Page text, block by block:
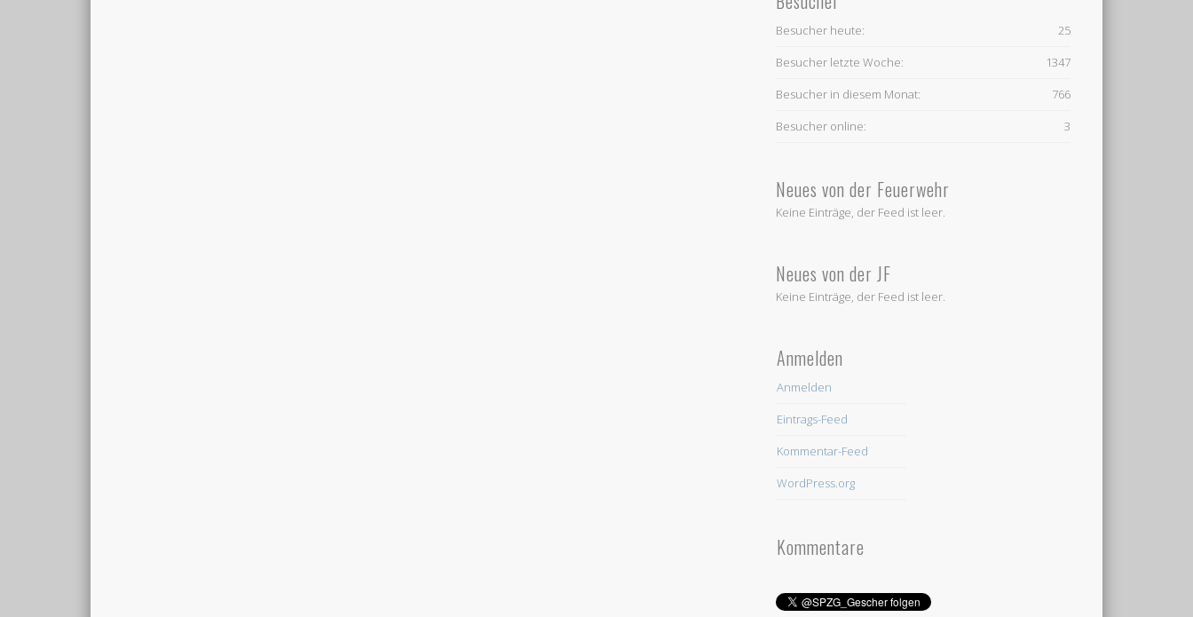
25
Besucher heute:
1347
Besucher letzte Woche:
766
Besucher in diesem Monat:
3
Besucher online:
Neues von der Feuerwehr
Keine Einträge, der Feed ist leer.
Neues von der JF
Keine Einträge, der Feed ist leer.
Anmelden
Anmelden
Eintrags-Feed
Kommentar-Feed
WordPress.org
Kommentare